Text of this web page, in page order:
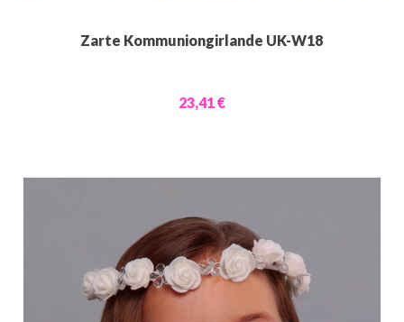
Zarte Kommuniongirlande UK-W18
23,41 €